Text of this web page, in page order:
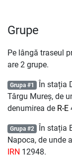
Grupe
Pe lângă traseul
are 2 grupe.
Grupa #1 În stația
Târgu Mureș, de
denumirea de R-E
Grupa #2 În stația
Napoca, de unde
IRN 12948.